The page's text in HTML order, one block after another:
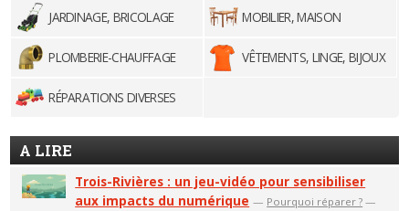
JARDINAGE, BRICOLAGE
MOBILIER, MAISON
PLOMBERIE-CHAUFFAGE VÊTEMENTS, LINGE, BIJOUX
RÉPARATIONS DIVERSES
A LIRE
Trois-Rivières : un jeu-vidéo pour sensibiliser
aux impacts du numérique — Pourquoi réparer ? —